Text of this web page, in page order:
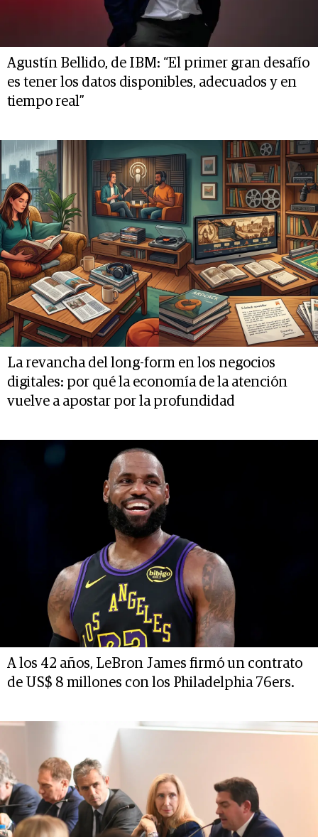
Agustín Bellido, de IBM: “El primer gran desafío
es tener los datos disponibles, adecuados y en
tiempo real”
La revancha del long-form en los negocios
digitales: por qué la economía de la atención
vuelve a apostar por la profundidad
A los 42 años, LeBron James firmó un contrato
de US$ 8 millones con los Philadelphia 76ers.